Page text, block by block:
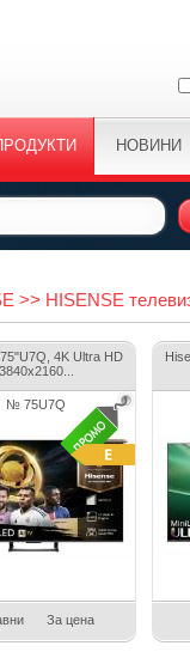
НОВИНИ
>> HISENSE
4K Ultra HD
3840x2160...
№ 75U7Q
За цена